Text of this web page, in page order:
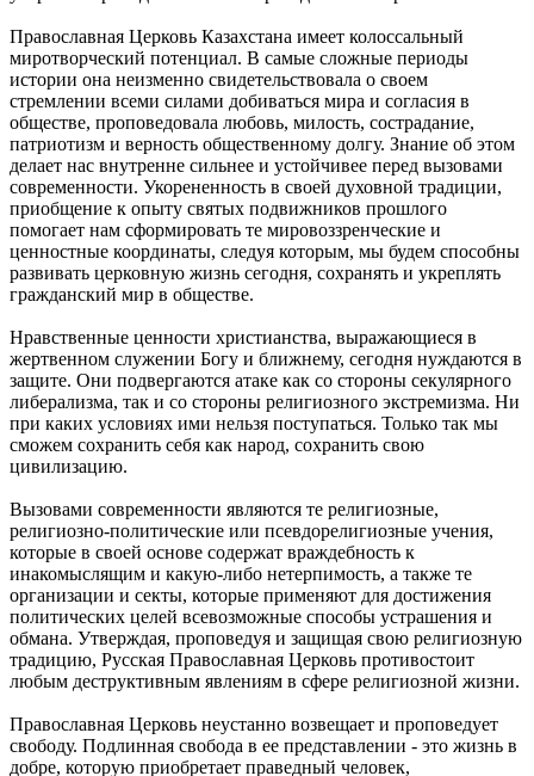
Православная Церковь Казахстана имеет колоссальный
миротворческий потенциал. В самые сложные периоды
истории она неизменно свидетельствовала о своем
стремлении всеми силами добиваться мира и согласия в
обществе, проповедовала любовь, милость, сострадание,
патриотизм и верность общественному долгу. Знание об этом
делает нас внутренне сильнее и устойчивее перед вызовами
современности. Укорененность в своей духовной традиции,
приобщение к опыту святых подвижников прошлого
помогает нам сформировать те мировоззренческие и
ценностные координаты, следуя которым, мы будем способны
развивать церковную жизнь сегодня, сохранять и укреплять
гражданский мир в обществе.
Нравственные ценности христианства, выражающиеся в
жертвенном служении Богу и ближнему, сегодня нуждаются в
защите. Они подвергаются атаке как со стороны секулярного
либерализма, так и со стороны религиозного экстремизма. Ни
при каких условиях ими нельзя поступаться. Только так мы
сможем сохранить себя как народ, сохранить свою
цивилизацию.
Вызовами современности являются те религиозные,
религиозно-политические или псевдорелигиозные учения,
которые в своей основе содержат враждебность к
инакомыслящим и какую-либо нетерпимость, а также те
организации и секты, которые применяют для достижения
политических целей всевозможные способы устрашения и
обмана. Утверждая, проповедуя и защищая свою религиозную
традицию, Русская Православная Церковь противостоит
любым деструктивным явлениям в сфере религиозной жизни.
Православная Церковь неустанно возвещает и проповедует
свободу. Подлинная свобода в ее представлении - это жизнь в
добре, которую приобретает праведный человек,